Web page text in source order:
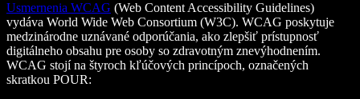
Usmernenia WCAG (Web Content Accessibility Guidelines)
vydáva World Wide Web Consortium (W3C). WCAG poskytuje
medzinárodne uznávané odporúčania, ako zlepšiť prístupnosť
digitálneho obsahu pre osoby so zdravotným znevýhodnením.
WCAG stojí na štyroch kľúčových princípoch, označených
skratkou POUR: